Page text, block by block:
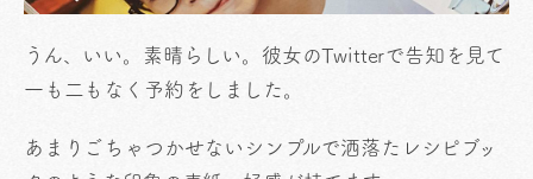
うん、いい。素晴らしい。彼女のTwitterで告知を見て
一も二もなく予約をしました。
あまりごちゃつかせないシンプルで洒落たレシピブッ